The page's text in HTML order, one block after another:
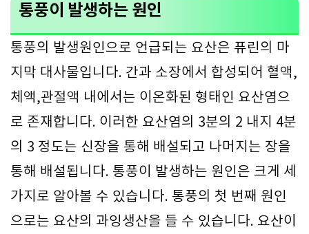
통풍이 발생하는 원인
통풍의 발생원인으로 언급되는 요산은 퓨린의 마
지막 대사물입니다. 간과 소장에서 합성되어 혈액,
체액,관절액 내에서는 이온화된 형태인 요산염으
로 존재합니다. 이러한 요산염의 3분의 2 내지 4분
의 3 정도는 신장을 통해 배설되고 나머지는 장을
통해 배설됩니다. 통풍이 발생하는 원인은 크게 세
가지로 알아볼 수 있습니다. 통풍의 첫 번째 원인
으로는 요산의 과잉생산을 들 수 있습니다. 요산이